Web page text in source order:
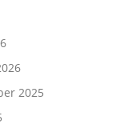
2025